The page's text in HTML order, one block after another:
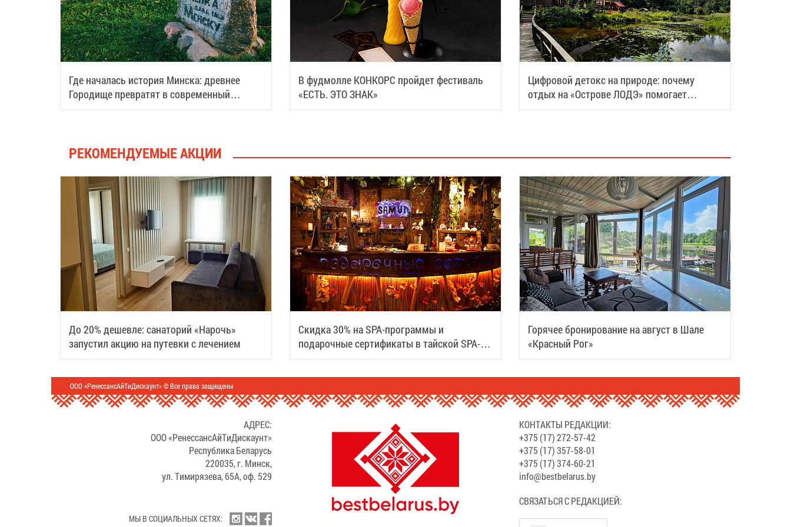
Где началась история Минска: древнее
Городище превратят в современный
туристический центр
В фудмолле КОНКОРС пройдет фестиваль
«ЕСТЬ. ЭТО ЗНАК»
Цифровой детокс на природе: почему
отдых на «Острове ЛОДЭ» помогает
восстановить силы
РЕКОМЕНДУЕМЫЕ АКЦИИ
До 20% дешевле: санаторий «Нарочь»
запустил акцию на путевки с лечением
Скидка 30% на SPA-программы и
подарочные сертификаты в тайской SPA-
деревне Samui
Горячее бронирование на август в Шале
«Красный Рог»
ООО «РенессансАйТиДискаунт» © Все права защищены
АДРЕС:
ООО «РенессансАйТиДискаунт»
Республика Беларусь
220035, г. Минск,
ул. Тимирязева, 65А, оф. 529
МЫ В СОЦИАЛЬНЫХ СЕТЯХ:
КОНТАКТЫ РЕДАКЦИИ:
+375 (17) 272-57-42
+375 (17) 357-58-01
+375 (17) 374-60-21
info@bestbelarus.by
СВЯЗАТЬСЯ С РЕДАКЦИЕЙ: